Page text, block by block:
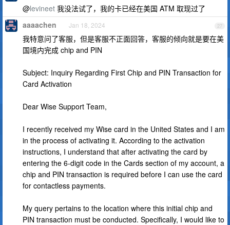
@levineet 我没法试了，我的卡已经在美国 ATM 取现过了
27
aaaachen Jan 18, 2024
我特意问了客服，但是客服不正面回答，客服的倾向就是要在美
国境内完成 chip and PIN
Subject: Inquiry Regarding First Chip and PIN Transaction for
Card Activation
Dear Wise Support Team,
I recently received my Wise card in the United States and I am
in the process of activating it. According to the activation
instructions, I understand that after activating the card by
entering the 6-digit code in the Cards section of my account, a
chip and PIN transaction is required before I can use the card
for contactless payments.
My query pertains to the location where this initial chip and
PIN transaction must be conducted. Specifically, I would like to